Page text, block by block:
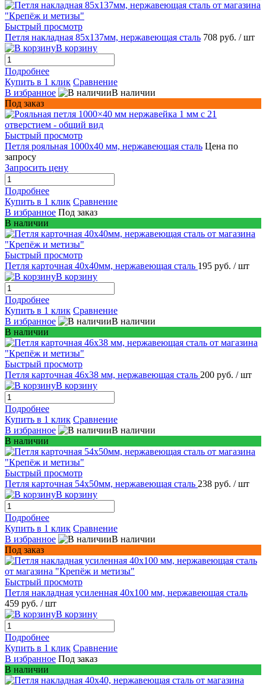
Быстрый просмотр
Петля накладная 85х137мм, нержавеющая сталь 708 руб. / шт
В корзину
Подробнее
Купить в 1 клик Сравнение
В избранное
В наличии
Под заказ
Быстрый просмотр
Петля рояльная 1000х40 мм, нержавеющая сталь Цена по
запросу
Запросить цену
Подробнее
Купить в 1 клик Сравнение
В избранное Под заказ
В наличии
Быстрый просмотр
Петля карточная 40х40мм, нержавеющая сталь 195 руб. / шт
В корзину
Подробнее
Купить в 1 клик Сравнение
В избранное
В наличии
В наличии
Быстрый просмотр
Петля карточная 46х38 мм, нержавеющая сталь 200 руб. / шт
В корзину
Подробнее
Купить в 1 клик Сравнение
В избранное
В наличии
В наличии
Быстрый просмотр
Петля карточная 54х50мм, нержавеющая сталь 238 руб. / шт
В корзину
Подробнее
Купить в 1 клик Сравнение
В избранное
В наличии
Под заказ
Быстрый просмотр
Петля накладная усиленная 40x100 мм, нержавеющая сталь
459 руб. / шт
В корзину
Подробнее
Купить в 1 клик Сравнение
В избранное Под заказ
В наличии